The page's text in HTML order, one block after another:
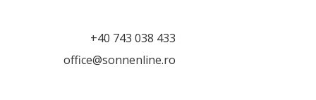
+40 743 038 433
office@sonnenline.ro